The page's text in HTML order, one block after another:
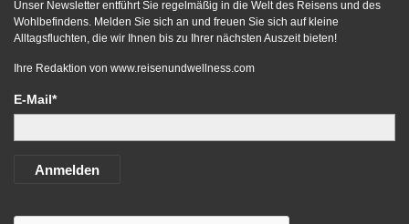
Unser Newsletter entführt Sie regelmäßig in die Welt des Reisens und des
Wohlbefindens. Melden Sie sich an und freuen Sie sich auf kleine
Alltagsfluchten, die wir Ihnen bis zu Ihrer nächsten Auszeit bieten!
Ihre Redaktion von www.reisenundwellness.com
E-Mail*
Anmelden